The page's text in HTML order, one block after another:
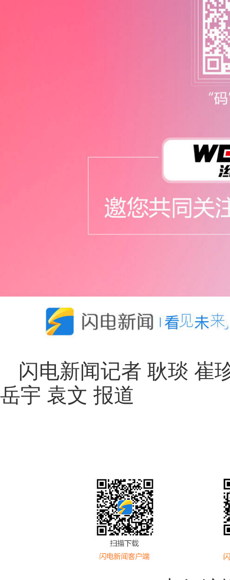
闪电新闻记者 耿琰 崔
岳宇 袁文 报道